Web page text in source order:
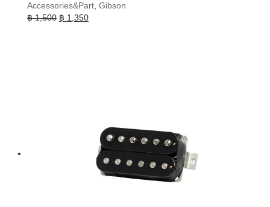
Accessories&Part, Gibson
฿1,500 Original
฿ 1,350Current